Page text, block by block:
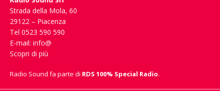
Strada della Mola, 60
29122 – Piacenza
Tel 0523 590 590
E-mail: info@
Scopri di più
Radio Sound fa parte di RDS 100% Special Radio.